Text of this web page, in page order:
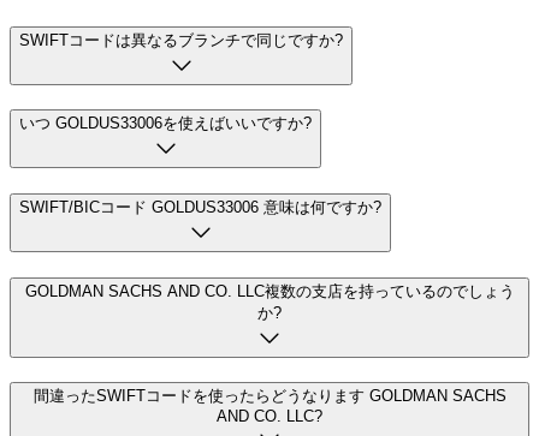
SWIFTコードは異なるブランチで同じですか?
いつ GOLDUS33006を使えばいいですか?
SWIFT/BICコード GOLDUS33006 意味は何ですか?
GOLDMAN SACHS AND CO. LLC複数の支店を持っているのでしょう
か?
間違ったSWIFTコードを使ったらどうなります GOLDMAN SACHS
AND CO. LLC?